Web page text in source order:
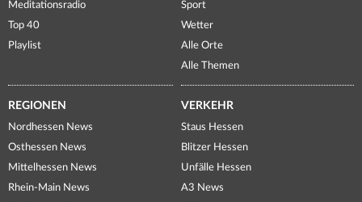
Meditationsradio
Top 40
Playlist
Sport
Wetter
Alle Orte
Alle Themen
REGIONEN
Nordhessen News
Osthessen News
Mittelhessen News
Rhein-Main News
VERKEHR
Staus Hessen
Blitzer Hessen
Unfälle Hessen
A3 News